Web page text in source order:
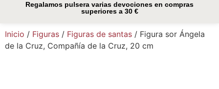
Regalamos pulsera varias devociones en compras
superiores a 30 €
Inicio / Figuras / Figuras de santas / Figura sor Ángela
de la Cruz, Compañía de la Cruz, 20 cm